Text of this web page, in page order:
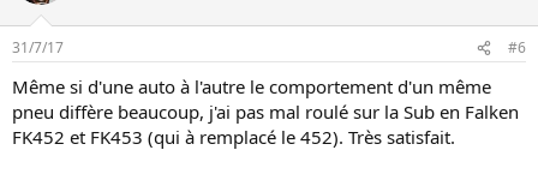
31/7/17 #6
Même si d'une auto à l'autre le comportement d'un même
pneu diffère beaucoup, j'ai pas mal roulé sur la Sub en Falken
FK452 et FK453 (qui à remplacé le 452). Très satisfait.